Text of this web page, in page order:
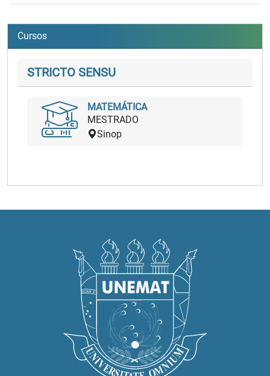
Cursos
STRICTO SENSU
MATEMÁTICA
MESTRADO
Sinop